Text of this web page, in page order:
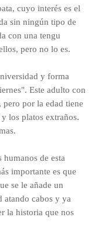
cuyo interés es el
sin ningún tipo de
con una tengu
pero no lo es.
y forma
Este adulto con
por la edad tiene
los platos extraños.
de esta
importante es que
se le añade un
atando cabos y ya
la historia que nos